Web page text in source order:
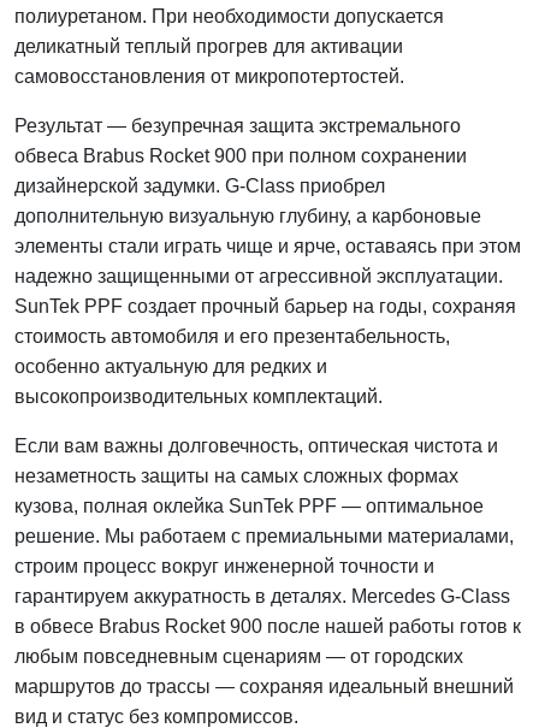
полиуретаном. При необходимости допускается
деликатный теплый прогрев для активации
самовосстановления от микропотертостей.
Результат — безупречная защита экстремального
обвеса Brabus Rocket 900 при полном сохранении
дизайнерской задумки. G‑Class приобрел
дополнительную визуальную глубину, а карбоновые
элементы стали играть чище и ярче, оставаясь при этом
надежно защищенными от агрессивной эксплуатации.
SunTek PPF создает прочный барьер на годы, сохраняя
стоимость автомобиля и его презентабельность,
особенно актуальную для редких и
высокопроизводительных комплектаций.
Если вам важны долговечность, оптическая чистота и
незаметность защиты на самых сложных формах
кузова, полная оклейка SunTek PPF — оптимальное
решение. Мы работаем с премиальными материалами,
строим процесс вокруг инженерной точности и
гарантируем аккуратность в деталях. Mercedes G‑Class
в обвесе Brabus Rocket 900 после нашей работы готов к
любым повседневным сценариям — от городских
маршрутов до трассы — сохраняя идеальный внешний
вид и статус без компромиссов.